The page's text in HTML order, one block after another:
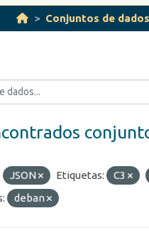
Conjuntos de dados
JSON Etiquetas: C3
deban